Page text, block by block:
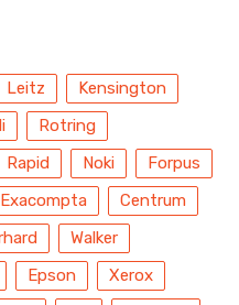
Leitz
Kensington
Rotring
Rapid Noki
Forpus
Exacompta
Centrum
Walker
Epson
Xerox